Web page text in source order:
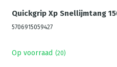
Quickgrip Xp Snellijmtang
5706915059427
Op voorraad (20)